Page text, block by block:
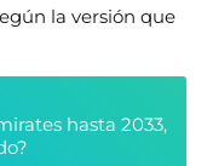
la versión que
hasta 2033,